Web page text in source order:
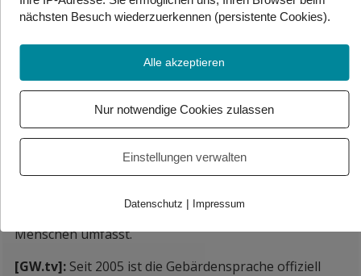
Internaten. Wäre es mal vorstellbar, dass es in Zukunft
so was auch für Kinder gibt, die in der normalen
Tagesbetreuung waren?
[Königsberger-Ludwig]:Das muss man sich wirklich
im Detail anschauen, das kann ich es aus der Hüfte
heraus nicht beantworten. Aber dieses Heimopfer-
Gesetz, das war ja auch ein sehr, sehr langer Prozess
im parlamentarischen Geschehen, und hat aus meiner
Sicht schon wirklich viel Entschädigungszahlungen
gebracht. Und wenn es da eine Lücke gibt, muss man
einfach tatsächlich hinschauen, damit man alle
Menschen umfasst.
[GW.tv]: Seit 2005 ist die Gebärdensprache offiziell
nächsten Besuch wiederzuerkennen (persistente Cookies).
Alle akzeptieren
Nur notwendige Cookies zulassen
Einstellungen verwalten
Datenschutz | Impressum